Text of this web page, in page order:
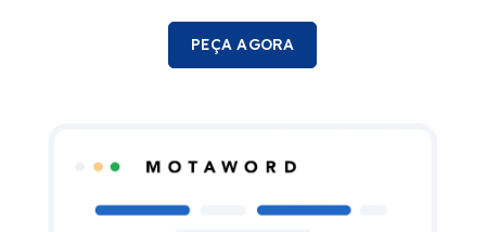
PEÇA AGORA